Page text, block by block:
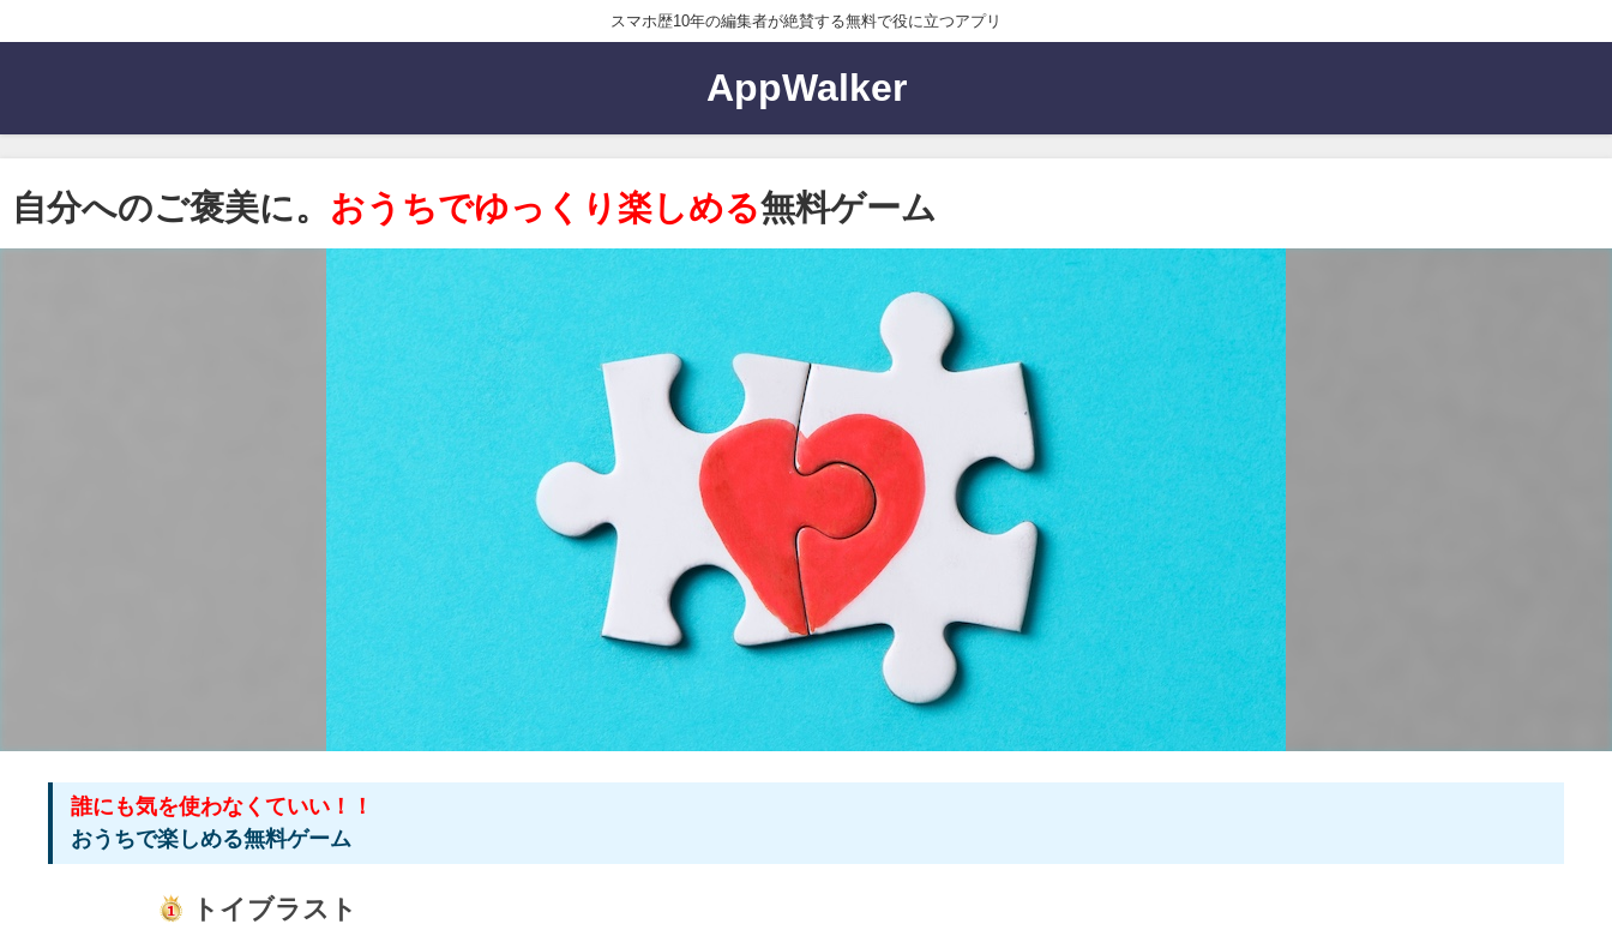
スマホ歴10年の編集者が絶賛する無料で役に立つアプリ
AppWalker
自分へのご褒美に。 おうちでゆっくり楽しめる無料ゲーム
誰にも気を使わなくていい！！
おうちで楽しめる無料ゲーム
トイブラスト